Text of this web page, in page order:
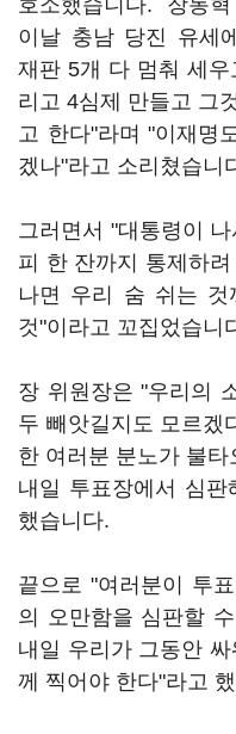
호소했습니다. 장동
이날 충남 당진 유세
재판 5개 다 멈춰 세
리고 4심제 만들고 그
고 한다"라며 "이재명
겠나"라고 소리쳤습니
그러면서 "대통령이
피 한 잔까지 통제하
나면 우리 숨 쉬는 것
것"이라고 꼬집었습니
장 위원장은 "우리의
두 빼앗길지도 모르겠
한 여러분 분노가 불
내일 투표장에서 심
했습니다.
끝으로 "여러분이 투
의 오만함을 심판할
내일 우리가 그동안
께 찍어야 한다"라고